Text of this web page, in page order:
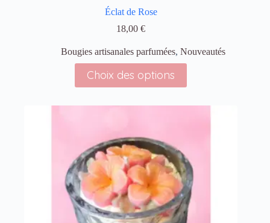
Éclat de Rose
18,00€
Bougies artisanales parfumées, Nouveautés
Choix des options